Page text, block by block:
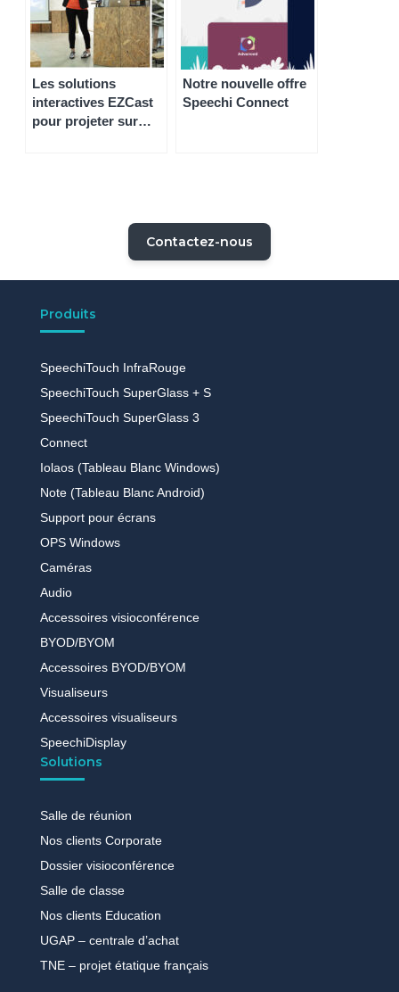
Les solutions
interactives EZCast
pour projeter sur
Notre nouvelle offre
Speechi Connect
Contactez-nous
Produits
SpeechiTouch InfraRouge
SpeechiTouch SuperGlass + S
SpeechiTouch SuperGlass 3
Connect
Iolaos (Tableau Blanc Windows)
Note (Tableau Blanc Android)
Support pour écrans
OPS Windows
Caméras
Audio
Accessoires visioconférence
BYOD/BYOM
Accessoires BYOD/BYOM
Visualiseurs
Accessoires visualiseurs
SpeechiDisplay
Solutions
Salle de réunion
Nos clients Corporate
Dossier visioconférence
Salle de classe
Nos clients Education
UGAP – centrale d’achat
TNE – projet étatique français